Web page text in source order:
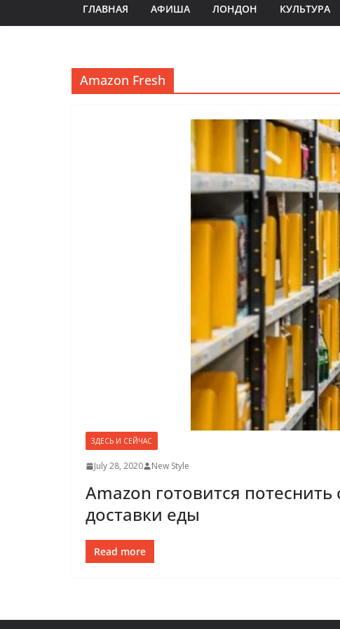
ГЛАВНАЯ АФИША ЛОНДОН КУЛЬТУРА
Amazon Fresh
ЗДЕСЬ И СЕЙЧАС
July 28, 2020 New Style
Amazon готовится
доставки еды
Read more